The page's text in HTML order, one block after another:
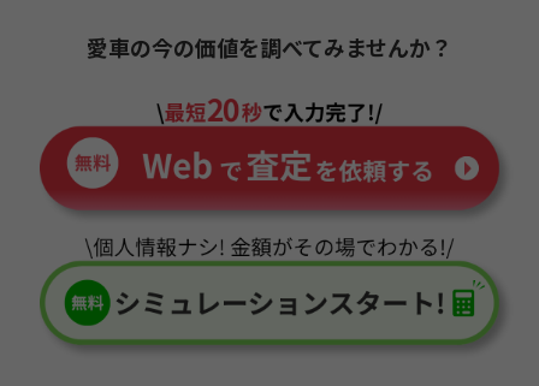
愛車の今の価値を調べてみませんか？